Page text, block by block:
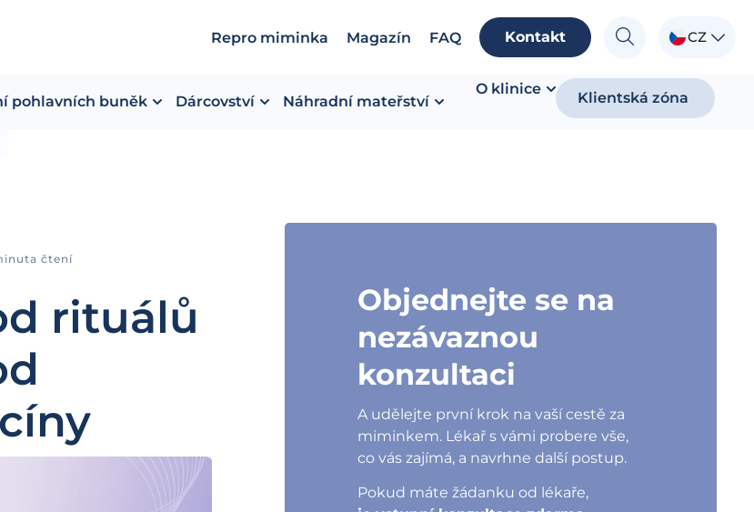
Repro miminka Magazín FAQ Kontakt CZ
pohlavních buněk Dárcovství Náhradní mateřství
O klinice
Klientská zóna
čtení
rituálů
Objednejte se na
nezávaznou
konzultaci
A udělejte první krok na vaší cestě za
miminkem. Lékař s vámi probere vše,
co vás zajímá, a navrhne další postup.
Pokud máte žádanku od lékaře,